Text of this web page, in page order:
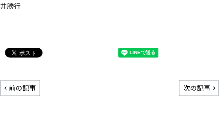
井勝行
前の記事 次の記事